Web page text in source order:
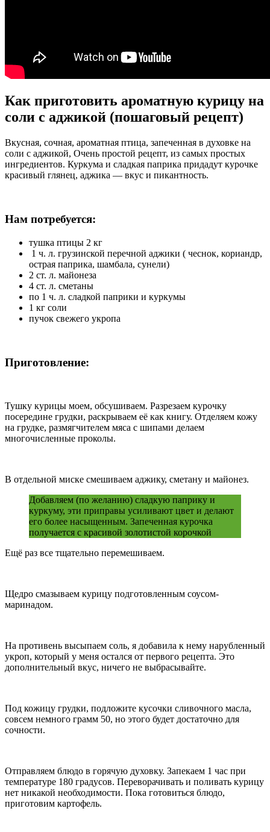
Как приготовить ароматную курицу на
соли с аджикой (пошаговый рецепт)
Вкусная, сочная, ароматная птица, запеченная в духовке на
соли с аджикой, Очень простой рецепт, из самых простых
ингредиентов. Куркума и сладкая паприка придадут курочке
красивый глянец, аджика — вкус и пикантность.
Нам потребуется:
тушка птицы 2 кг
1 ч. л. грузинской перечной аджики ( чеснок, кориандр,
острая паприка, шамбала, сунели)
2 ст. л. майонеза
4 ст. л. сметаны
по 1 ч. л. сладкой паприки и куркумы
1 кг соли
пучок свежего укропа
Приготовление:
Тушку курицы моем, обсушиваем. Разрезаем курочку
посередине грудки, раскрываем её как книгу. Отделяем кожу
на грудке, размягчителем мяса с шипами делаем
многочисленные проколы.
В отдельной миске смешиваем аджику, сметану и майонез.
Добавляем (по желанию) сладкую паприку и
куркуму, эти приправы усиливают цвет и делают
его более насыщенным. Запеченная курочка
получается с красивой золотистой корочкой
Ещё раз все тщательно перемешиваем.
Щедро смазываем курицу подготовленным соусом-
маринадом.
На противень высыпаем соль, я добавила к нему нарубленный
укроп, который у меня остался от первого рецепта. Это
дополнительный вкус, ничего не выбрасывайте.
Под кожицу грудки, подложите кусочки сливочного масла,
совсем немного грамм 50, но этого будет достаточно для
сочности.
Отправляем блюдо в горячую духовку. Запекаем 1 час при
температуре 180 градусов. Переворачивать и поливать курицу
нет никакой необходимости. Пока готовиться блюдо,
приготовим картофель.